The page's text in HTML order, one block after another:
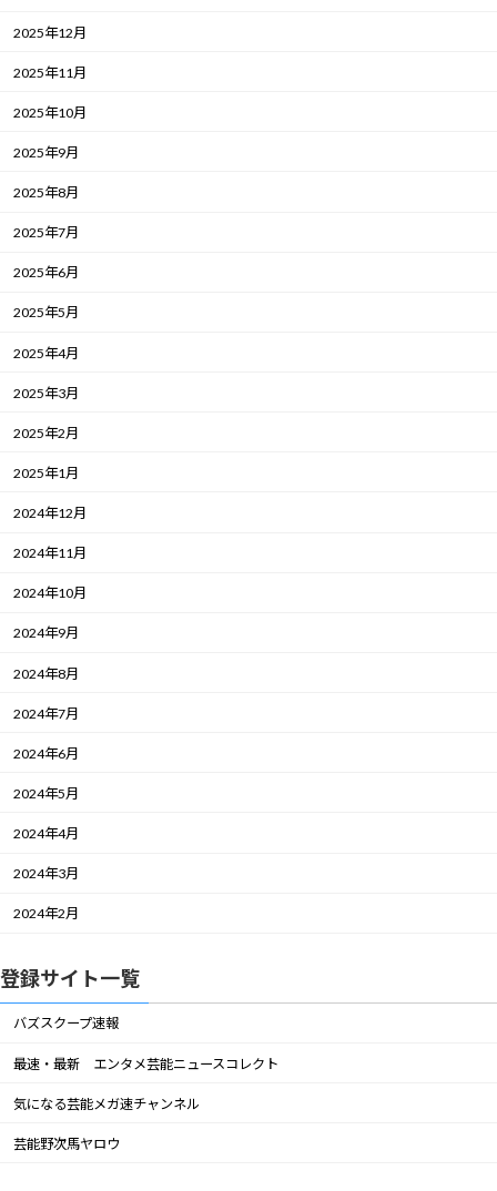
2025年12月
2025年11月
2025年10月
2025年9月
2025年8月
2025年7月
2025年6月
2025年5月
2025年4月
2025年3月
2025年2月
2025年1月
2024年12月
2024年11月
2024年10月
2024年9月
2024年8月
2024年7月
2024年6月
2024年5月
2024年4月
2024年3月
2024年2月
登録サイト一覧
バズスクープ速報
最速・最新 エンタメ芸能ニュースコレクト
気になる芸能メガ速チャンネル
芸能野次馬ヤロウ